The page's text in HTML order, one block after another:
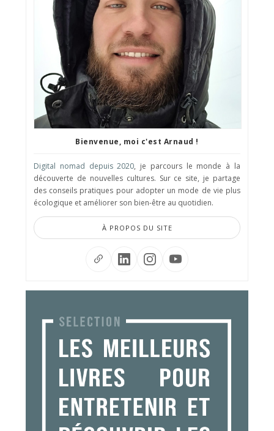
Bienvenue, moi c'est Arnaud !
Digital nomad depuis 2020, je parcours le monde à la
découverte de nouvelles cultures. Sur ce site, je partage
des conseils pratiques pour adopter un mode de vie plus
écologique et améliorer son bien-être au quotidien.
À PROPOS DU SITE